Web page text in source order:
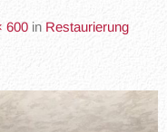
600 in Restaurierung